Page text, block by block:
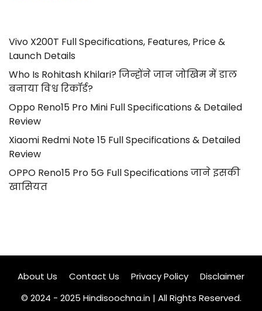
Vivo X200T Full Specifications, Features, Price &
Launch Details
Who Is Rohitash Khilari? जिन्होंने जान जोखिम में डाल
बनाया विश्व रिकॉर्ड?
Oppo Reno15 Pro Mini Full Specifications & Detailed
Review
Xiaomi Redmi Note 15 Full Specifications & Detailed
Review
OPPO Reno15 Pro 5G Full Specifications जाने इसकी
खासियत
About Us Contact Us Privacy Policy
Disclaimer
© 2024 - 2025 Hindisoochna.in | All Rights Reserved.